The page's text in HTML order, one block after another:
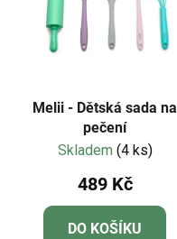
Melii - Dětská sada na
pečení
Skladem (4 ks)
489 Kč
DO KOŠÍKU